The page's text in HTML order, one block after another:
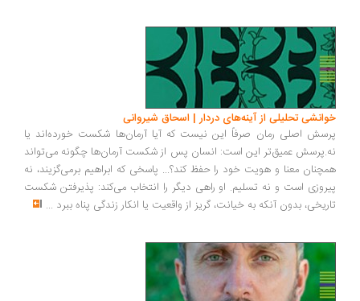
تحلیلی از آینه‌های دردار | اسحاق شیروانی
اصلی رمان صرفاً این نیست که آیا آرمان‌ها شکست خورده‌اند یا
عمیق‌تر این است: انسان پس از شکست آرمان‌ها چگونه می‌تواند
معنا و هویت خود را حفظ کند؟... پاسخی که ابراهیم برمی‌گزیند، نه
است و نه تسلیم. او راهی دیگر را انتخاب می‌کند: پذیرفتن شکست
بدون آنکه به خیانت، گریز از واقعیت یا انکار زندگی پناه ببرد...